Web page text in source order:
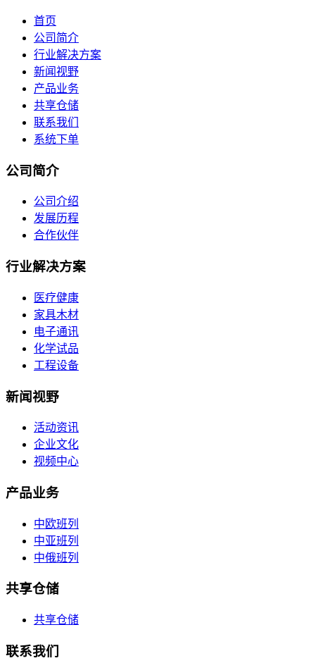
首页
公司简介
行业解决方案
新闻视野
产品业务
共享仓储
联系我们
系统下单
公司简介
公司介绍
发展历程
合作伙伴
行业解决方案
医疗健康
家具木材
电子通讯
化学试品
工程设备
新闻视野
活动资讯
企业文化
视频中心
产品业务
中欧班列
中亚班列
中俄班列
共享仓储
共享仓储
联系我们